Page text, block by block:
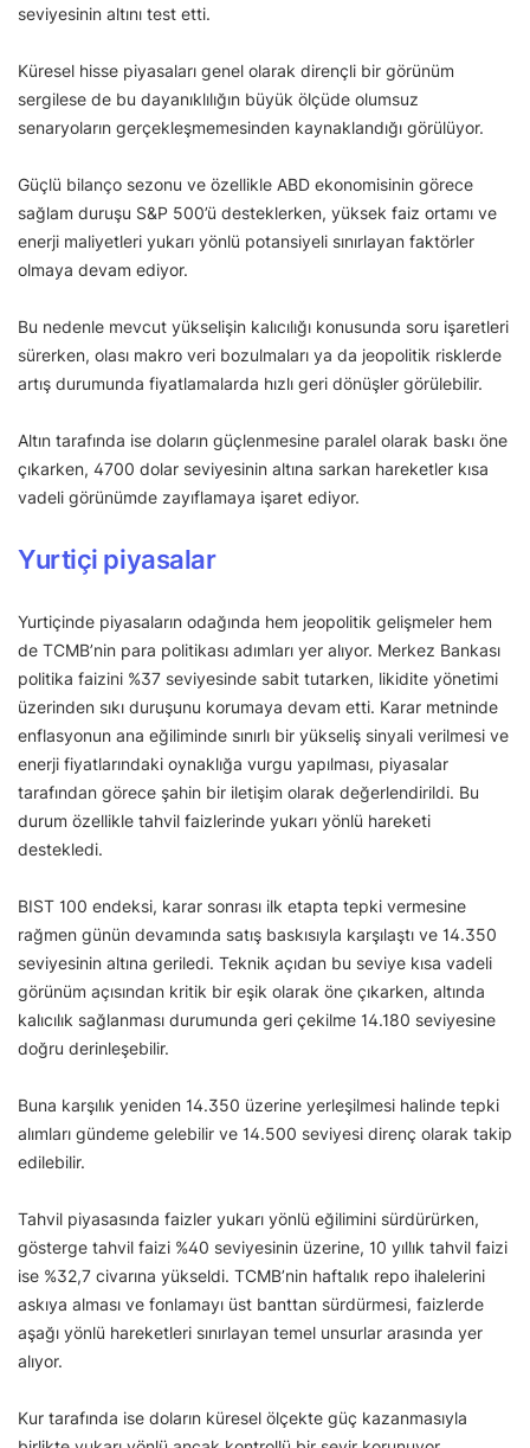
seviyesinin altını test etti.
Küresel hisse piyasaları genel olarak dirençli bir görünüm
sergilese de bu dayanıklılığın büyük ölçüde olumsuz
senaryoların gerçekleşmemesinden kaynaklandığı görülüyor.
Güçlü bilanço sezonu ve özellikle ABD ekonomisinin görece
sağlam duruşu S&P 500’ü desteklerken, yüksek faiz ortamı ve
enerji maliyetleri yukarı yönlü potansiyeli sınırlayan faktörler
olmaya devam ediyor.
Bu nedenle mevcut yükselişin kalıcılığı konusunda soru işaretleri
sürerken, olası makro veri bozulmaları ya da jeopolitik risklerde
artış durumunda fiyatlamalarda hızlı geri dönüşler görülebilir.
Altın tarafında ise doların güçlenmesine paralel olarak baskı öne
çıkarken, 4700 dolar seviyesinin altına sarkan hareketler kısa
vadeli görünümde zayıflamaya işaret ediyor.
Yurtiçi piyasalar
Yurtiçinde piyasaların odağında hem jeopolitik gelişmeler hem
de TCMB’nin para politikası adımları yer alıyor. Merkez Bankası
politika faizini %37 seviyesinde sabit tutarken, likidite yönetimi
üzerinden sıkı duruşunu korumaya devam etti. Karar metninde
enflasyonun ana eğiliminde sınırlı bir yükseliş sinyali verilmesi ve
enerji fiyatlarındaki oynaklığa vurgu yapılması, piyasalar
tarafından görece şahin bir iletişim olarak değerlendirildi. Bu
durum özellikle tahvil faizlerinde yukarı yönlü hareketi
destekledi.
BIST 100 endeksi, karar sonrası ilk etapta tepki vermesine
rağmen günün devamında satış baskısıyla karşılaştı ve 14.350
seviyesinin altına geriledi. Teknik açıdan bu seviye kısa vadeli
görünüm açısından kritik bir eşik olarak öne çıkarken, altında
kalıcılık sağlanması durumunda geri çekilme 14.180 seviyesine
doğru derinleşebilir.
Buna karşılık yeniden 14.350 üzerine yerleşilmesi halinde tepki
alımları gündeme gelebilir ve 14.500 seviyesi direnç olarak takip
edilebilir.
Tahvil piyasasında faizler yukarı yönlü eğilimini sürdürürken,
gösterge tahvil faizi %40 seviyesinin üzerine, 10 yıllık tahvil faizi
ise %32,7 civarına yükseldi. TCMB’nin haftalık repo ihalelerini
askıya alması ve fonlamayı üst banttan sürdürmesi, faizlerde
aşağı yönlü hareketleri sınırlayan temel unsurlar arasında yer
alıyor.
Kur tarafında ise doların küresel ölçekte güç kazanmasıyla